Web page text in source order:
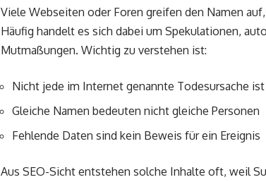
Viele Webseiten oder Foren greifen den Namen
Häufig handelt es sich dabei um Spekulationen,
Mutmaßungen. Wichtig zu verstehen ist:
Nicht jede im Internet genannte Todesursache
Gleiche Namen bedeuten nicht gleiche Personen
Fehlende Daten sind kein Beweis für ein Ereignis
Aus SEO-Sicht entstehen solche Inhalte oft, weil